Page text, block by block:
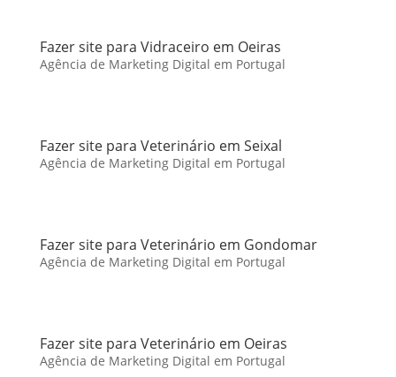
Fazer site para Vidraceiro em Oeiras
Agência de Marketing Digital em Portugal
Fazer site para Veterinário em Seixal
Agência de Marketing Digital em Portugal
Fazer site para Veterinário em Gondomar
Agência de Marketing Digital em Portugal
Fazer site para Veterinário em Oeiras
Agência de Marketing Digital em Portugal